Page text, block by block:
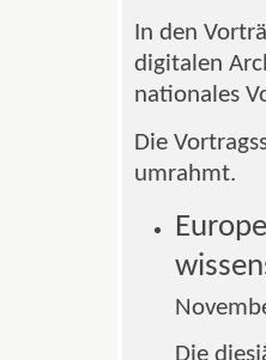
In den
digitalen
nationales
Die
umrahmt.
Die